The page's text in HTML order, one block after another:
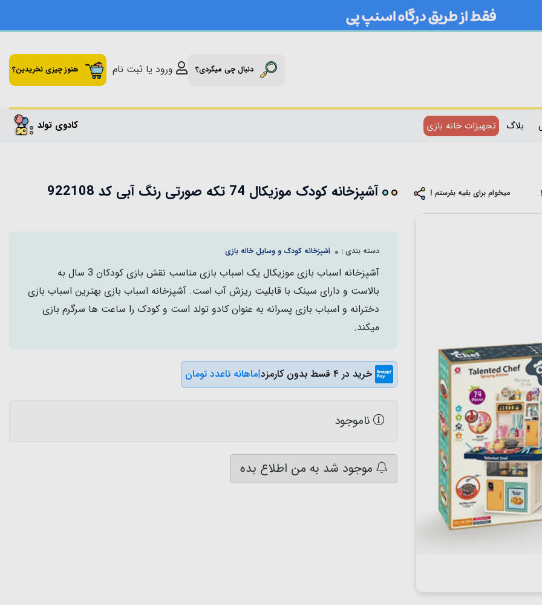
دنبال چی میگردی؟ ورود یا ثبت نام هنوز چیزی نخریدین؟
بلاگ تجهیزات خانه بازی کادوی تولد
میخوام برای بقیه بفرستم ! آشپزخانه کودک موزیکال 74 تکه صورتی رنگ آبی کد 922108
دسته بندی : آشپزخانه کودک و وسایل خاله بازی
آشپزخانه اسباب بازی موزیکال یک اسباب بازی مناسب نقش بازی کودکان 3 سال به
بالاست و دارای سینک با قابلیت ریزش آب است. آشپزخانه اسباب بازی بهترین اسباب بازی
دخترانه و اسباب بازی پسرانه به عنوان کادو تولد است و کودک را ساعت ها سرگرم بازی
میکند.
خرید در ۴ قسط بدون کارمزد |ماهانه ناعدد تومان
ناموجود
موجود شد به من اطلاع بده